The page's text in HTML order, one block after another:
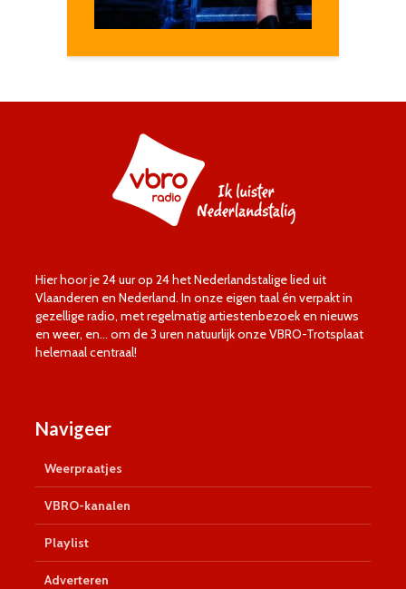
Hier hoor je 24 uur op 24 het Nederlandstalige lied uit
Vlaanderen en Nederland. In onze eigen taal én verpakt in
gezellige radio, met regelmatig artiestenbezoek en nieuws
en weer, en… om de 3 uren natuurlijk onze VBRO-Trotsplaat
helemaal centraal!
Navigeer
Weerpraatjes
VBRO-kanalen
Playlist
Adverteren